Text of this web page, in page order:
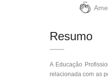
Resumo
A Educação
relacionada com as